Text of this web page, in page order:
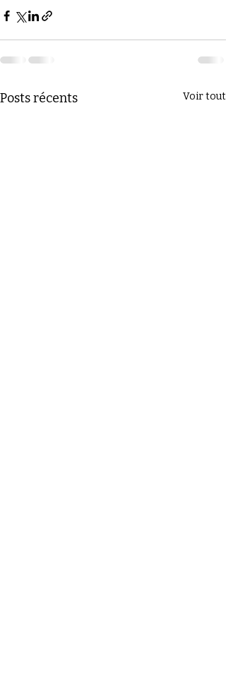
Posts récents Voir tout